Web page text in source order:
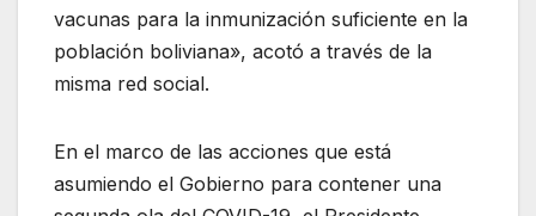
vacunas para la inmunización suficiente en la
población boliviana», acotó a través de la
misma red social.
En el marco de las acciones que está
asumiendo el Gobierno para contener una